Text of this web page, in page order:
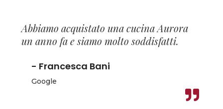
Abbiamo acquistato una cucina Aurora
un anno fa e siamo molto soddisfatti.
- Francesca Bani
Google